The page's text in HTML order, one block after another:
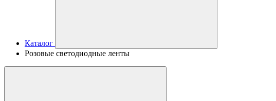
Каталог
Розовые светодиодные ленты